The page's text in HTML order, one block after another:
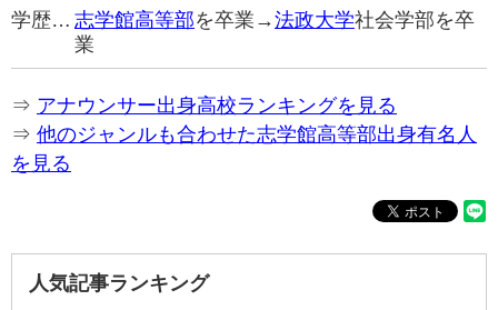
学歴… 志学館高等部を卒業→法政大学社会学部を卒
業
⇒ アナウンサー出身高校ランキングを見る
⇒ 他のジャンルも合わせた志学館高等部出身有名人
を見る
人気記事ランキング